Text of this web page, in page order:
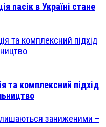
пасік в Україні стане
та комплексний підхід